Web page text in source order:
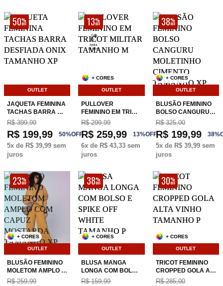
50%
OFF
OUTLET
JAQUETA FEMININA
TACHAS BARRA …
R$ 399,99
R$ 199,99 50%OFF
5x de R$ 39,99 sem
juros
13%
OFF
OUTLET
+ CORES
PULLOVER
FEMININO EM TRI…
R$ 299,99
R$ 259,99 13%OFF
6x de R$ 43,33 sem
juros
38%
OFF
OUTLET
+ CORES
BLUSÃO FEMININO
BOLSO CANGURU…
R$ 325,00
R$ 199,99 38%
5x de R$ 39,99sem
juros
23%
OFF
OUTLET
+ CORES
BLUSÃO FEMININO
MOLETOM AMPLO …
R$ 259,99
38%
OFF
OUTLET
+ CORES
BLUSA MANGA
LONGA COM BOL…
R$ 159,99
30%
OFF
OUTLET
+ CORES
TRICOT FEMININO
CROPPED GOLA A…
R$ 285,00